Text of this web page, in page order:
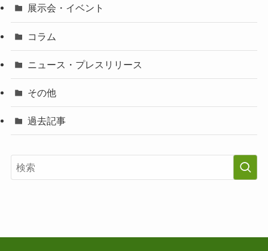
展示会・イベント
コラム
ニュース・プレスリリース
その他
過去記事